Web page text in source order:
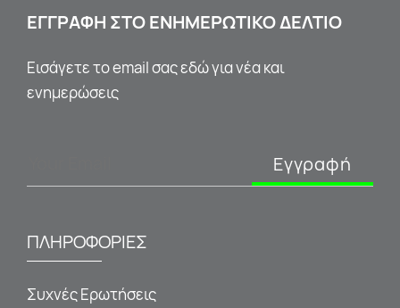
ΕΓΓΡΑΦΗ ΣΤΟ ΕΝΗΜΕΡΩΤΙΚΟ ΔΕΛΤΙΟ
Εισάγετε το email σας εδώ για νέα και
ενημερώσεις
Εγγραφή
ΠΛΗΡΟΦΟΡΙΕΣ
Συχνές Ερωτήσεις